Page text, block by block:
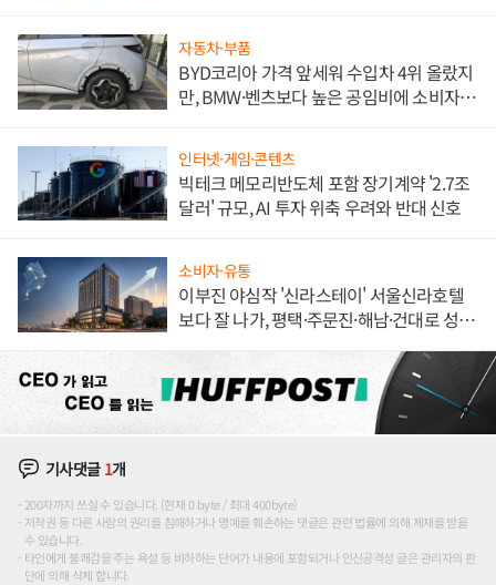
자동차·부품
BYD코리아 가격 앞세워 수입차 4위 올랐지
만, BMW·벤츠보다 높은 공임비에 소비자
인터넷·게임·콘텐츠
빅테크 메모리반도체 포함 장기계약 '2.7조
달러' 규모, AI 투자 위축 우려와 반대 신호
소비자·유통
이부진 야심작 '신라스테이' 서울신라호텔
보다 잘 나가, 평택·주문진·해남·건대로 성
기사댓글 1개
200자까지 쓰실 수 있습니다. (현재 0 byte / 최대 400byte)
저작권 등 다른 사람의 권리를 침해하거나 명예를 훼손하는 댓글은 관련 법률에 의해 제재를 받을
수 있습니다.
타인에게 불쾌감을 주는 욕설 등 비하하는 단어가 내용에 포함되거나 인신공격성 글은 관리자의 판
단에 의해 삭제 합니다.